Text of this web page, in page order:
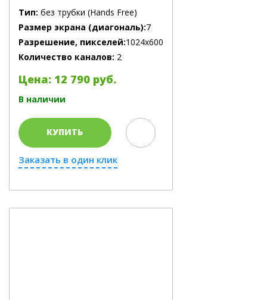
Тип: без трубки (Hands Free)
Размер экрана (диагональ):7
Разрешение, пикселей:1024x600
Количество каналов: 2
Цена: 12 790 руб.
В наличии
КУПИТЬ
Заказать в один клик